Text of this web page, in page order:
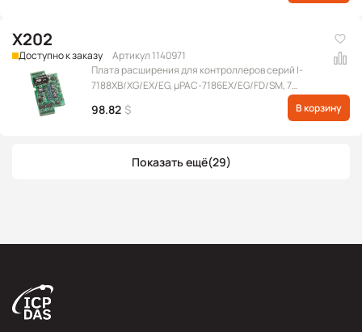
X202
Доступно к заказу
Артикул 1140971
Плата расширения для контроллеров серий I-
7188XB/XG/EX/EG, μPAC-7186EX/EG/FD/SM, 7
98.82 $ В корзину
Показать ещё(29)